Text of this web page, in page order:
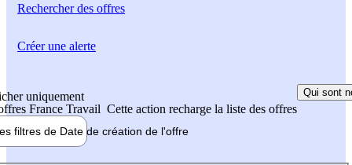
Rechercherdes offres
uniquement
France Travail Cette action recharge la liste des offres
Qui sont
filtres de Date de création de l'offre
Créer une alerte